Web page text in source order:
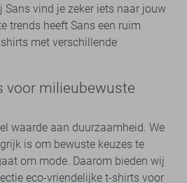
Sans vind je zeker iets naar jouw
trends heeft Sans een ruim
met verschillende
voor milieubewuste
waarde aan duurzaamheid. We
is om bewuste keuzes te
om mode. Daarom bieden wij
eco-vriendelijke t-shirts voor